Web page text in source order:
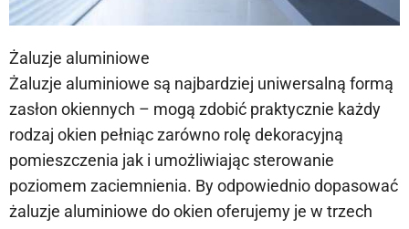
Żaluzje aluminiowe
Żaluzje aluminiowe są najbardziej uniwersalną formą
zasłon okiennych – mogą zdobić praktycznie każdy
rodzaj okien pełniąc zarówno rolę dekoracyjną
pomieszczenia jak i umożliwiając sterowanie
poziomem zaciemnienia. By odpowiednio dopasować
żaluzje aluminiowe do okien oferujemy je w trzech